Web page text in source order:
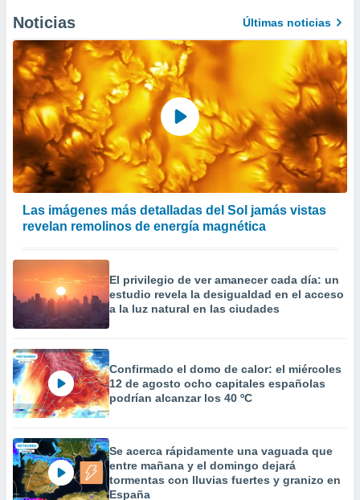
Noticias Últimas noticias
Las imágenes más detalladas del Sol jamás vistas
revelan remolinos de energía magnética
El privilegio de ver amanecer cada día: un
estudio revela la desigualdad en el acceso
a la luz natural en las ciudades
Confirmado el domo de calor: el miércoles
12 de agosto ocho capitales españolas
podrían alcanzar los 40 ºC
Se acerca rápidamente una vaguada que
entre mañana y el domingo dejará
tormentas con lluvias fuertes y granizo en
España